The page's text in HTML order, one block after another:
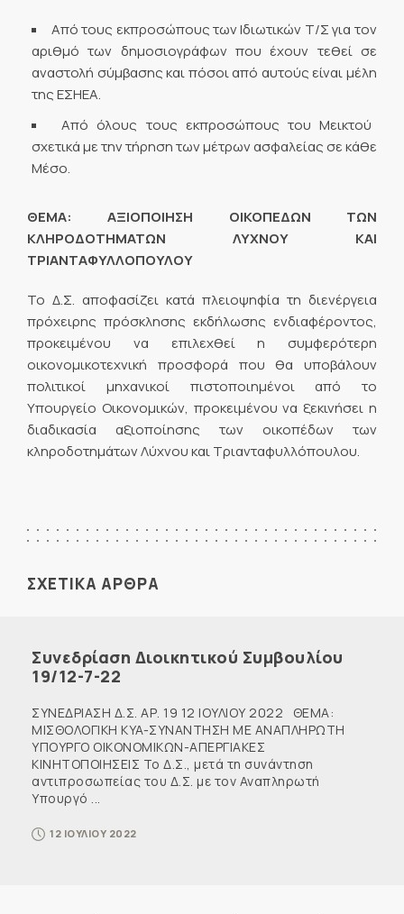
Από τους εκπροσώπους των Ιδιωτικών Τ/Σ για τον
αριθμό των δημοσιογράφων που έχουν τεθεί σε
αναστολή σύμβασης και πόσοι από αυτούς είναι μέλη
της ΕΣΗΕΑ.
Από όλους τους εκπροσώπους του Μεικτού
σχετικά με την τήρηση των μέτρων ασφαλείας σε κάθε
Μέσο.
ΘΕΜΑ: ΑΞΙΟΠΟΙΗΣΗ ΟΙΚΟΠΕΔΩΝ ΤΩΝ
ΚΛΗΡΟΔΟΤΗΜΑΤΩΝ ΛΥΧΝΟΥ ΚΑΙ
ΤΡΙΑΝΤΑΦΥΛΛΟΠΟΥΛΟΥ
Το Δ.Σ. αποφασίζει κατά πλειοψηφία τη διενέργεια
πρόχειρης πρόσκλησης εκδήλωσης ενδιαφέροντος,
προκειμένου να επιλεχθεί η συμφερότερη
οικονομικοτεχνική προσφορά που θα υποβάλουν
πολιτικοί μηχανικοί πιστοποιημένοι από το
Υπουργείο Οικονομικών, προκειμένου να ξεκινήσει η
διαδικασία αξιοποίησης των οικοπέδων των
κληροδοτημάτων Λύχνου και Τριανταφυλλόπουλου.
ΣΧΕΤΙΚΑ ΑΡΘΡΑ
Συνεδρίαση Διοικητικού Συμβουλίου
19/12-7-22
ΣΥΝΕΔΡΙΑΣΗ Δ.Σ. ΑΡ. 19 12 ΙΟΥΛΙΟΥ 2022 ΘΕΜΑ:
ΜΙΣΘΟΛΟΓΙΚΗ KYA-ΣΥΝΑΝΤΗΣΗ ΜΕ ΑΝΑΠΛΗΡΩΤΗ
ΥΠΟΥΡΓΟ ΟΙΚΟΝΟΜΙΚΩΝ-ΑΠΕΡΓΙΑΚΕΣ
ΚΙΝΗΤΟΠΟΙΗΣΕΙΣ Το Δ.Σ., μετά τη συνάντηση
αντιπροσωπείας του Δ.Σ. με τον Αναπληρωτή
Υπουργό ...
12 ΙΟΥΛΙΟΥ 2022